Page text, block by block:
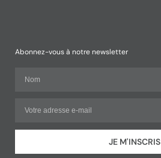
Abonnez-vous à notre newsletter
JE M'INSCRIS